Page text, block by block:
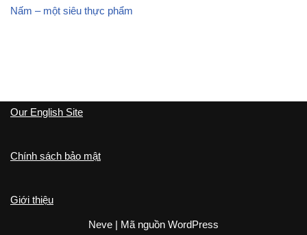
Nấm – một siêu thực phẩm
Our English Site
Chính sách bảo mật
Giới thiệu
Neve | Mã nguồn WordPress